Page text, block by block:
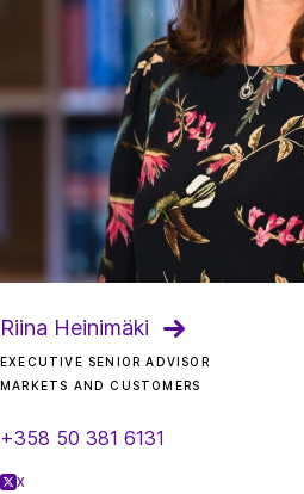
Riina Heinimäki
EXECUTIVE SENIOR ADVISOR
MARKETS AND CUSTOMERS
+358 50 381 6131
X